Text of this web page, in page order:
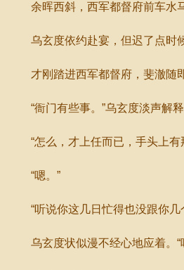
余晖西斜，西军都督府前车水马
乌玄度依约赴宴，但迟了点时候
才刚踏进西军都督府，斐澈随即
“衙门有些事。”乌玄度淡声解释
“怎么，才上任而已，手头上有
“嗯。”
“听说你这几日忙得也没跟你几
乌玄度状似漫不经心地应着。“